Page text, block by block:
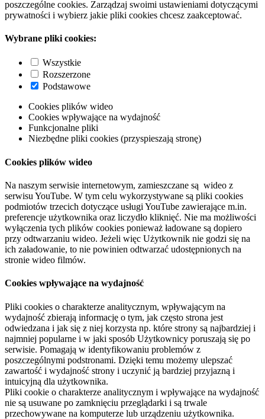
poszczególne cookies. Zarządzaj swoimi ustawieniami dotyczącymi
prywatności i wybierz jakie pliki cookies chcesz zaakceptować.
Wybrane pliki cookies:
Wszystkie
Rozszerzone
Podstawowe
Cookies plików wideo
Cookies wpływające na wydajność
Funkcjonalne pliki
Niezbędne pliki cookies (przyspieszają stronę)
Cookies plików wideo
Na naszym serwisie internetowym, zamieszczane są wideo z
serwisu YouTube. W tym celu wykorzystywane są pliki cookies
podmiotów trzecich dotyczące usługi YouTube zawierające m.in.
preferencje użytkownika oraz liczydło kliknięć. Nie ma możliwości
wyłączenia tych plików cookies ponieważ ładowane są dopiero
przy odtwarzaniu wideo. Jeżeli więc Użytkownik nie godzi się na
ich załadowanie, to nie powinien odtwarzać udostępnionych na
stronie wideo filmów.
Cookies wpływające na wydajność
Pliki cookies o charakterze analitycznym, wpływającym na
wydajność zbierają informację o tym, jak często strona jest
odwiedzana i jak się z niej korzysta np. które strony są najbardziej i
najmniej popularne i w jaki sposób Użytkownicy poruszają się po
serwisie. Pomagają w identyfikowaniu problemów z
poszczególnymi podstronami. Dzięki temu możemy ulepszać
zawartość i wydajność strony i uczynić ją bardziej przyjazną i
intuicyjną dla użytkownika.
Pliki cookie o charakterze analitycznym i wpływające na wydajność
nie są usuwane po zamknięciu przeglądarki i są trwale
przechowywane na komputerze lub urządzeniu użytkownika.